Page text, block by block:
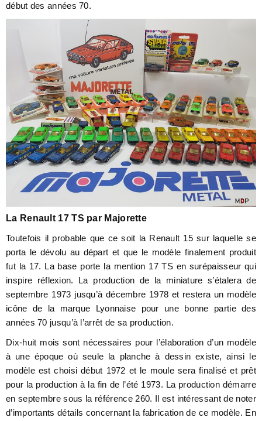
début des années 70.
La Renault 17 TS par Majorette
Toutefois il probable que ce soit la Renault 15 sur laquelle se
porta le dévolu au départ et que le modèle finalement produit
fut la 17. La base porte la mention 17 TS en surépaisseur qui
inspire réflexion. La production de la miniature s’étalera de
septembre 1973 jusqu’à décembre 1978 et restera un modèle
icône de la marque Lyonnaise pour une bonne partie des
années 70 jusqu’à l’arrêt de sa production.
Dix-huit mois sont nécessaires pour l’élaboration d’un modèle
à une époque où seule la planche à dessin existe, ainsi le
modèle est choisi début 1972 et le moule sera finalisé et prêt
pour la production à la fin de l’été 1973. La production démarre
en septembre sous la référence 260. Il est intéressant de noter
d’importants détails concernant la fabrication de ce modèle. En